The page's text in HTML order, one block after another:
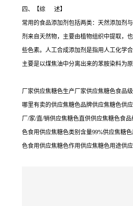
四、【综 述】
常用的食品添加剂包括两类：天然添加剂
剂来自天然物，主要由植物组织中提取，
些色素。人工合成添加剂是指用人工化学
主要是以煤焦油中分离出来的苯胺染料为原
厂家供应焦糖色生产厂家供应焦糖色食品
哪里有卖的供应焦糖色品牌供应焦糖色供
厂/家/直/销供应焦糖色直供供应焦糖色食
色食用供应焦糖色类别含量99%供应焦糖
色食用供应焦糖色作用供应焦糖色用途供